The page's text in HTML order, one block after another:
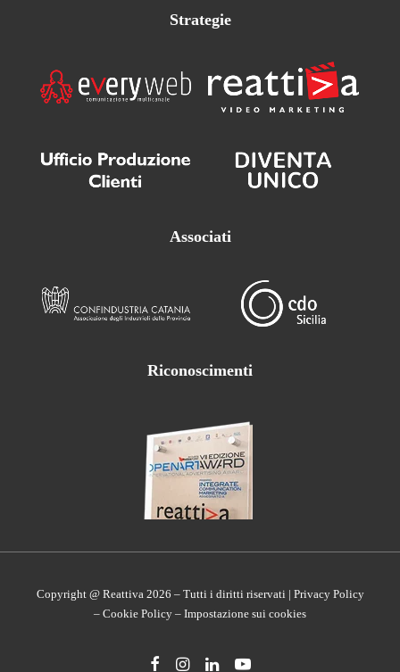
Strategie
Associati
Riconoscimenti
Premio Open Art Award Integrate Communication
Marketing
Copyright @ Reattiva 2026 – Tutti i diritti riservati | Privacy Policy
– Cookie Policy – Impostazione sui cookies